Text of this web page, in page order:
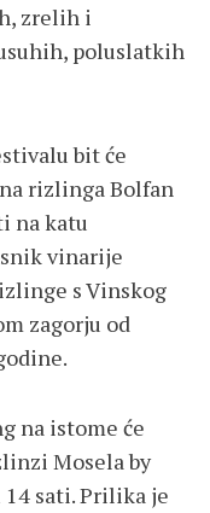
zrelih i
poluslatkih
bit će
rizlinga Bolfan
na katu
vinarije
s Vinskog
zagorju od
na istome će
Mosela by
sati. Prilika je